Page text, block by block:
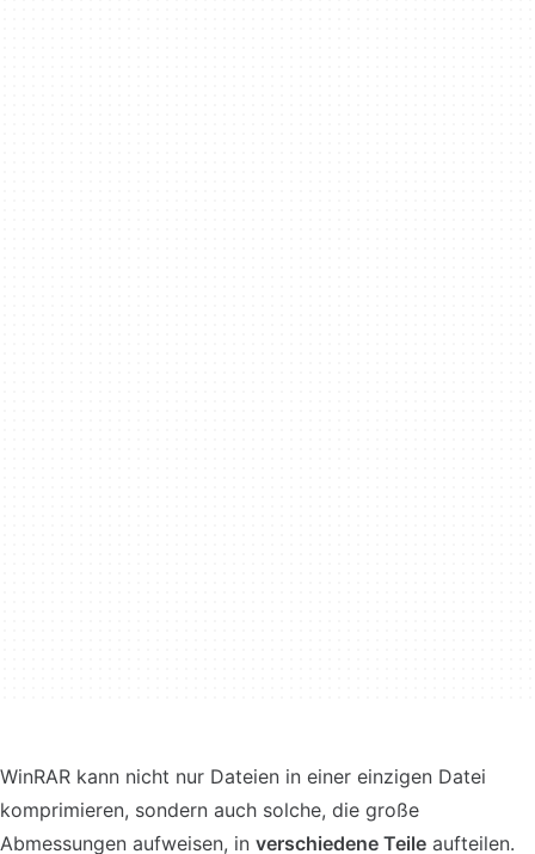
WinRAR kann nicht nur Dateien in einer einzigen Datei
komprimieren, sondern auch solche, die große
Abmessungen aufweisen, in verschiedene Teile aufteilen.